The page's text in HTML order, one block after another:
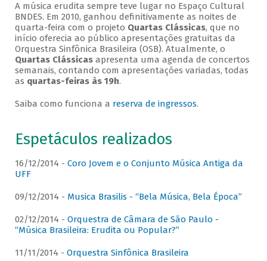
A música erudita sempre teve lugar no Espaço Cultural
BNDES. Em 2010, ganhou definitivamente as noites de
quarta-feira com o projeto Quartas Clássicas, que no
início oferecia ao público apresentações gratuitas da
Orquestra Sinfônica Brasileira (OSB). Atualmente, o
Quartas Clássicasapresenta uma agenda de concertos
semanais, contando com apresentações variadas, todas
as quartas-feiras às 19h.
Saiba como funciona a reserva de ingressos.
Espetáculos realizados
16/12/2014 - Coro Jovem e o Conjunto Música Antiga da
UFF
09/12/2014 - Musica Brasilis - “Bela Música, Bela Época”
02/12/2014 - Orquestra de Câmara de São Paulo -
“Música Brasileira: Erudita ou Popular?”
11/11/2014 - Orquestra Sinfônica Brasileira